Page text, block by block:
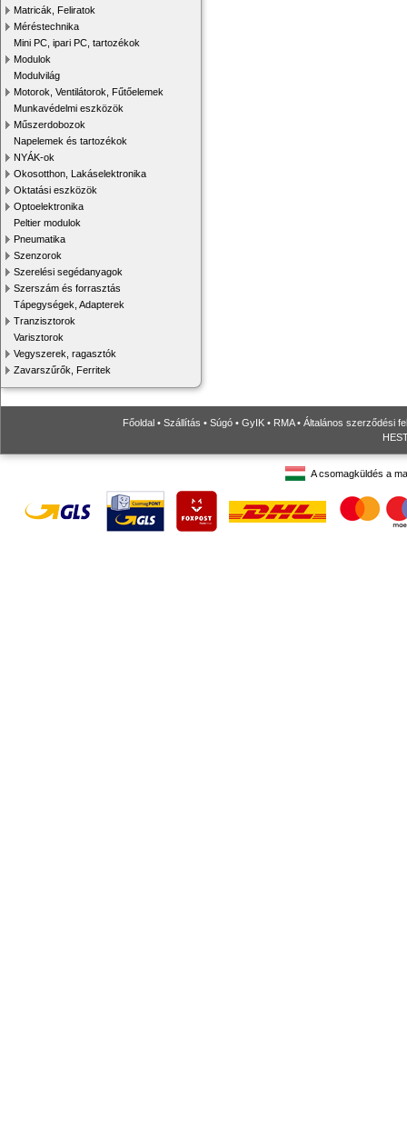
Matricák, Feliratok
Méréstechnika
Mini PC, ipari PC, tartozékok
Modulok
Modulvilág
Motorok, Ventilátorok, Fűtőelemek
Munkavédelmi eszközök
Műszerdobozok
Napelemek és tartozékok
NYÁK-ok
Okosotthon, Lakáselektronika
Oktatási eszközök
Optoelektronika
Peltier modulok
Pneumatika
Szenzorok
Szerelési segédanyagok
Szerszám és forrasztás
Tápegységek, Adapterek
Tranzisztorok
Varisztorok
Vegyszerek, ragasztók
Zavarszűrők, Ferritek
Főoldal • Szállítás • Súgó • GyIK • RMA• Általános szerződési
A csomagküldés a